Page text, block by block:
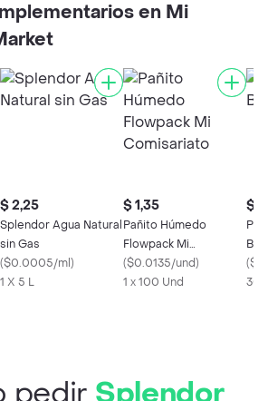
en Mi
$ 2,25
Splendor Agua Natural
sin Gas
($0.0005/ml)
1 X 5 L
$ 1,35
Pañito Húmedo
Flowpack Mi
Comisariato
($0.0135/und)
1 x 100 Und
$
(